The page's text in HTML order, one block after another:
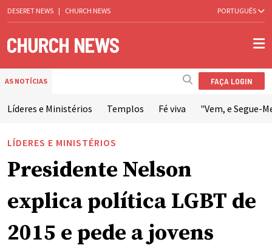
DESERET NEWS | CHURCH NEWS PORTUGUÊS
AS NOTÍCIAS FAÇA LOGIN
Líderes e Ministérios Templos Fé viva "Vem, e Segue-
LÍDERES E MINISTÉRIOS
Presidente Nelson
explica política LGBT de
2015 e pede a jovens